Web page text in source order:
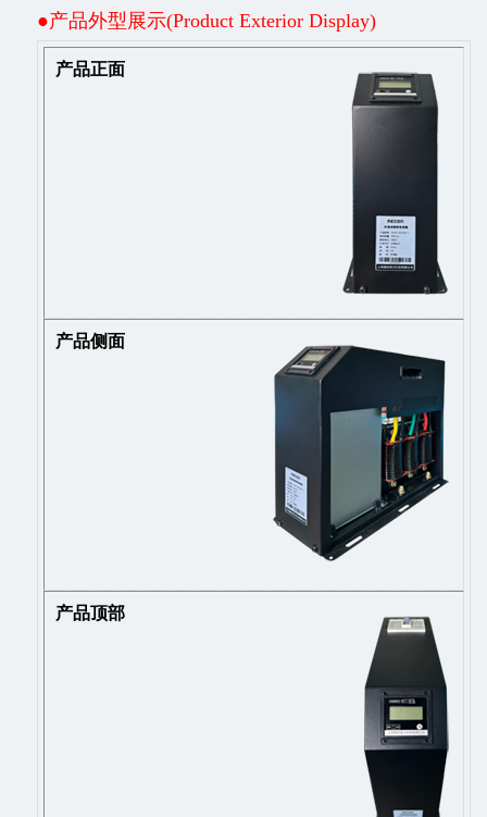
●产品外型展示(Product Exterior Display)